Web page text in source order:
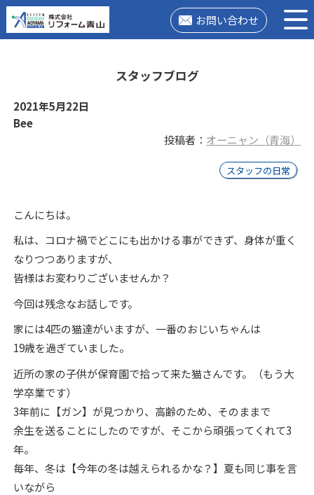
お問い合わせ
スタッフブログ
2021年5月22日
Bee
投稿者： オーニャン（青海）
スタッフの日常
こんにちは。
私は、コロナ禍でどこにも出かける事ができず、身体が重く
なりつつありますが、
皆様はお変わりございませんか？
今回は残念なお話しです。
家には4匹の猫達がいますが、一番のおじいちゃんは
19歳を過ぎていました。
近所の家の子供が保育園で拾って来た猫さんです。（もう大
学卒業です）
3年前に【ガン】が見つかり、高齢のため、そのままで
余生を送ることにしたのですが、そこから頑張ってくれて3
年。
毎年、冬は【今年の冬は越えられるかな？】夏も同じ事を言
いながら